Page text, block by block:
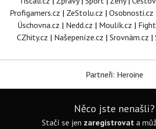
Profigamers.cz | ZeStolu.cz | Osobnosti.cz
Úschovna.cz | Nedd.cz | Moulík.cz |
CZhity.cz | Našepeníze.cz | Srovnám.cz |
Partneři: Heroine
Něco jste nenašli?
Stačí se jen zaregistrovat a